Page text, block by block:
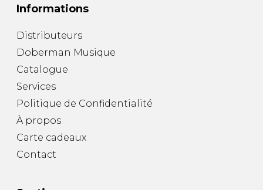
Informations
Distributeurs
Doberman Musique
Catalogue
Services
Politique de Confidentialité
À propos
Carte cadeaux
Contact